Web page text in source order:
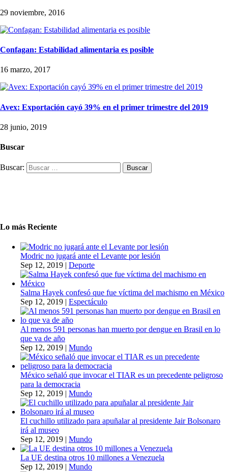
29 noviembre, 2016
Confagan: Estabilidad alimentaria es posible
16 marzo, 2017
Avex: Exportación cayó 39% en el primer trimestre del 2019
28 junio, 2019
Buscar
Buscar:
Lo más Reciente
Modric no jugará ante el Levante por lesión
Sep 12, 2019 | Deporte
Salma Hayek confesó que fue víctima del machismo en México
Sep 12, 2019 | Espectáculo
Al menos 591 personas han muerto por dengue en Brasil en lo
que va de año
Sep 12, 2019 | Mundo
México señaló que invocar el TIAR es un precedente peligroso
para la democracia
Sep 12, 2019 | Mundo
El cuchillo utilizado para apuñalar al presidente Jair Bolsonaro
irá al museo
Sep 12, 2019 | Mundo
La UE destina otros 10 millones a Venezuela
Sep 12, 2019 | Mundo